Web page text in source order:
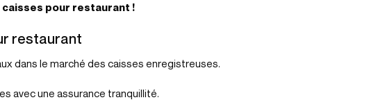
caisses pour restaurant !
restaurant
dans le marché des caisses enregistreuses.
avec une assurance tranquillité.